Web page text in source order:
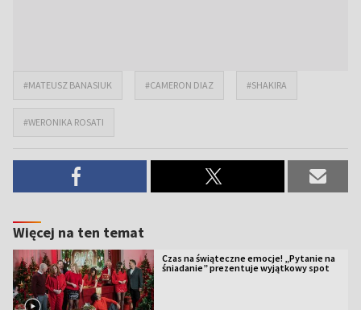
#MATEUSZ BANASIUK #CAMERON DIAZ #SHAKIRA
#WERONIKA ROSATI
Więcej na ten temat
Czas na świąteczne emocje! „Pytanie na
śniadanie” prezentuje wyjątkowy spot